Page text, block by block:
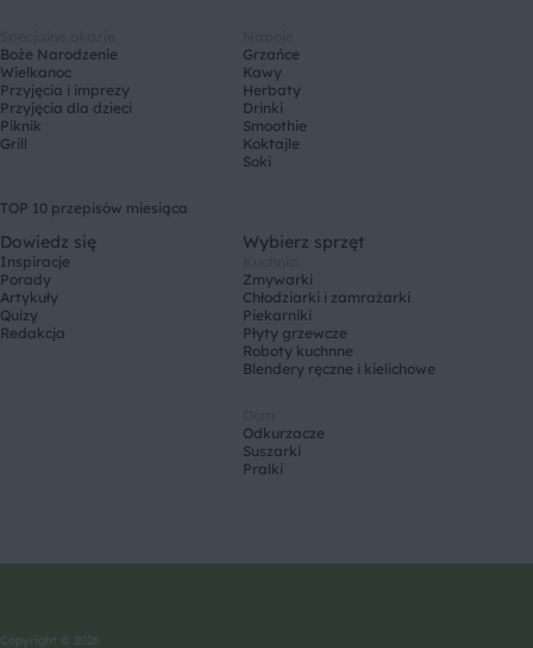
Boże Narodzenie
Wielkanoc
Przyjęcia i imprezy
Przyjęcia dla dzieci
Piknik
Grill
Grzańce
Kawy
Herbaty
Drinki
Smoothie
Koktajle
Soki
TOP 10 przepisów miesiąca
Dowiedz się
Inspiracje
Porady
Artykuły
Quizy
Redakcja
Wybierz sprzęt
Zmywarki
Chłodziarki i zamrażarki
Piekarniki
Płyty grzewcze
Roboty kuchnne
Blendery ręczne i kielichowe
Odkurzacze
Suszarki
Pralki
Copyright © 2026